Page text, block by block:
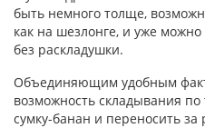
быть немного толще,
как на шезлонге, и уже
без раскладушки.
Объединяющим удобным
возможность складывания
сумку-банан и переносить